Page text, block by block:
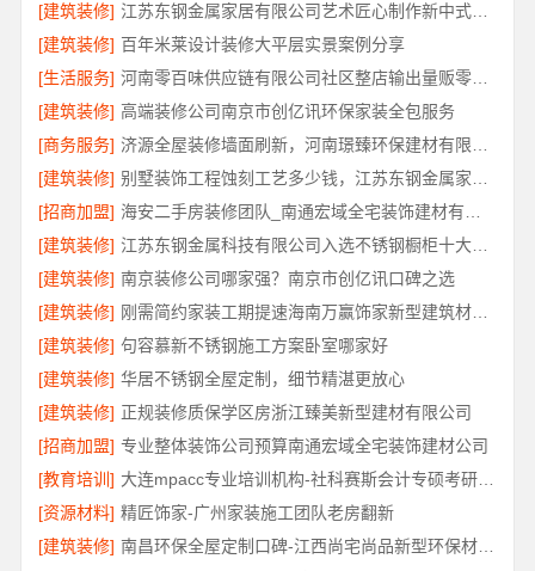
[建筑装修]
江苏东钢金属家居有限公司艺术匠心制作新中式费用详解
[建筑装修] 百年米莱设计装修大平层实景案例分享
[生活服务]
河南零百味供应链有限公司社区整店输出量贩零食适配全场景
[建筑装修] 高端装修公司南京市创亿讯环保家装全包服务
[商务服务]
[建筑装修]
[招商加盟]
[建筑装修]
江苏东钢金属科技有限公司入选不锈钢橱柜十大品牌
[建筑装修] 南京装修公司哪家强？南京市创亿讯口碑之选
[建筑装修]
刚需简约家装工期提速海南万赢饰家新型建筑材料有限公司
[建筑装修] 句容慕新不锈钢施工方案卧室哪家好
[建筑装修] 华居不锈钢全屋定制，细节精湛更放心
[建筑装修] 正规装修质保学区房浙江臻美新型建材有限公司
[招商加盟] 专业整体装饰公司预算南通宏域全宅装饰建材公司
[教育培训]
大连mpacc专业培训机构-社科赛斯会计专硕考研只教解题思路和技巧
[资源材料] 精匠饰家-广州家装施工团队老房翻新
[建筑装修]
南昌环保全屋定制口碑-江西尚宅尚品新型环保材料有限公司